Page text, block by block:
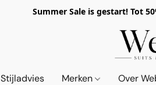
Summer Sale is gestart! Tot
Stijladvies Merken Over